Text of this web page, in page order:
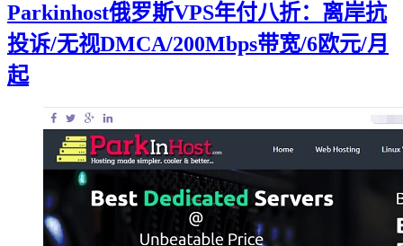
Parkinhost俄罗斯VPS年付八折：离岸抗
投诉/无视DMCA/200Mbps带宽/6欧元/月
起